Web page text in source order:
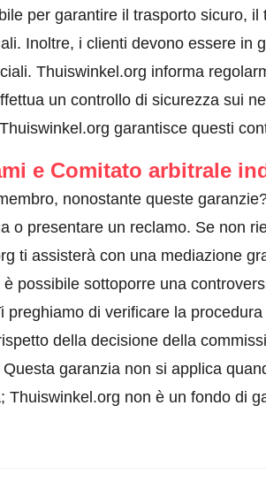
per garantire il trasporto sicuro, il
Inoltre, i clienti devono essere in
Thuiswinkel.org informa
un controllo di sicurezza sui
garantisce questi
e Comitato arbitrale
nonostante queste
o presentare un reclamo. Se non
ti assisterà con una mediazione
possibile sottoporre una
preghiamo di verificare la
della decisione della
garanzia non si applica
Thuiswinkel.org non è un fondo di